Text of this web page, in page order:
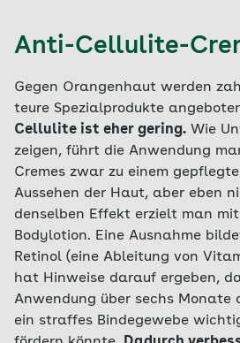
Anti-Cellulite-
Gegen Orangenhaut werden
teure Spezialprodukte
Cellulite ist eher gering. Wie
zeigen, führt die Anwendung
Cremes zwar zu einem
Aussehen der Haut, aber eben
denselben Effekt erzielt man
Bodylotion. Eine Ausnahme
Retinol (eine Ableitung von
hat Hinweise darauf ergeben,
Anwendung über sechs Monate
ein straffes Bindegewebe